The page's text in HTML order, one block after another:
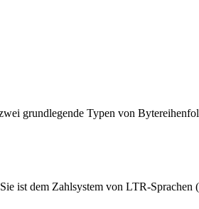
grundlegende Typen von
dem Zahlsystem von LTR-Sprachen